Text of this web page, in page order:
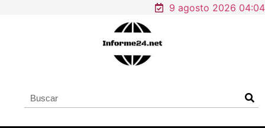
9 agosto 2026 04:04